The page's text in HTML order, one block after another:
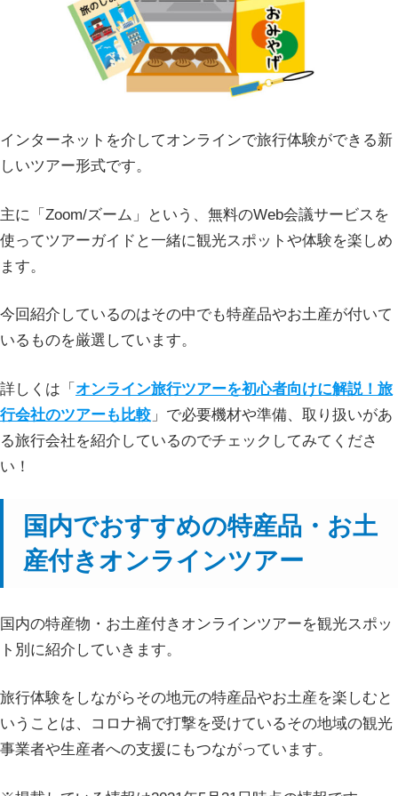
インターネットを介してオンラインで旅行体験ができる新
しいツアー形式です。
主に「Zoom/ズーム」という、無料のWeb会議サービスを
使ってツアーガイドと一緒に観光スポットや体験を楽しめ
ます。
今回紹介しているのはその中でも特産品やお土産が付いて
いるものを厳選しています。
詳しくは「 オンライン旅行ツアーを初心者向けに解説！旅
行会社のツアーも比較 」で必要機材や準備、取り扱いがあ
る旅行会社を紹介しているのでチェックしてみてくださ
い！
国内でおすすめの特産品・お土
産付きオンラインツアー
国内の特産物・お土産付きオンラインツアーを観光スポッ
ト別に紹介していきます。
旅行体験をしながらその地元の特産品やお土産を楽しむと
いうことは、コロナ禍で打撃を受けているその地域の観光
事業者や生産者への支援にもつながっています。